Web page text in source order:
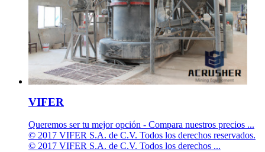
VIFER
Queremos ser tu mejor opción - Compara nuestros precios ...
© 2017 VIFER S.A. de C.V. Todos los derechos reservados.
© 2017 VIFER S.A. de C.V. Todos los derechos ...